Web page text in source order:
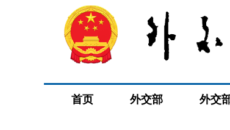
首页 外交部 外交